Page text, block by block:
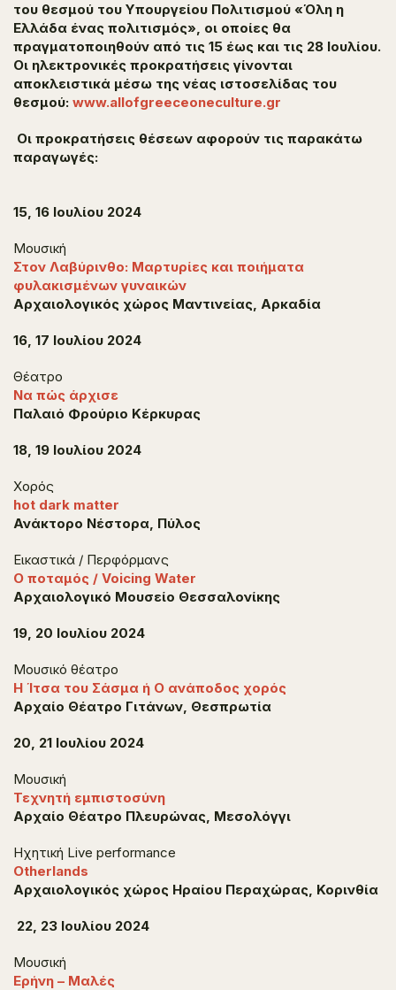
του θεσμού του Υπουργείου Πολιτισμού «Όλη η
Ελλάδα ένας πολιτισμός», οι οποίες θα
πραγματοποιηθούν από τις 15 έως και τις 28 Ιουλίου.
Οι ηλεκτρονικές προκρατήσεις γίνονται
αποκλειστικά μέσω της νέας ιστοσελίδας του
θεσμού: www.allofgreeceoneculture.gr
Οι προκρατήσεις θέσεων αφορούν τις παρακάτω
παραγωγές:
15, 16 Ιουλίου 2024
Μουσική
Στον Λαβύρινθο: Μαρτυρίες και ποιήματα
φυλακισμένων γυναικών
Αρχαιολογικός χώρος Μαντινείας, Αρκαδία
16, 17 Ιουλίου 2024
Θέατρο
Να πώς άρχισε
Παλαιό Φρούριο Κέρκυρας
18, 19 Ιουλίου 2024
Χορός
hot dark matter
Ανάκτορο Νέστορα, Πύλος
Εικαστικά / Περφόρμανς
Ο ποταμός / Voicing Water
Αρχαιολογικό Μουσείο Θεσσαλονίκης
19, 20 Ιουλίου 2024
Μουσικό θέατρο
Η Ίτσα του Σάσμα ή Ο ανάποδος χορός
Αρχαίο Θέατρο Γιτάνων, Θεσπρωτία
20, 21 Ιουλίου 2024
Μουσική
Τεχνητή εμπιστοσύνη
Αρχαίο Θέατρο Πλευρώνας, Μεσολόγγι
Ηχητική Live performance
Otherlands
Αρχαιολογικός χώρος Ηραίου Περαχώρας, Κορινθία
22, 23 Ιουλίου 2024
Μουσική
Ερήνη – Μαλές